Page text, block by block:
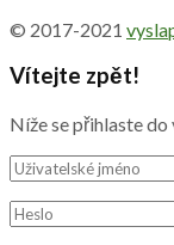
© 2017-2021
Vítejte zpět!
Níže se přihlaste do